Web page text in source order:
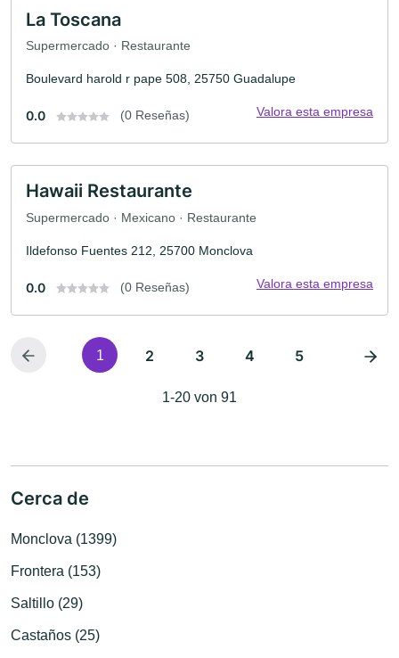
La Toscana
Supermercado · Restaurante
Boulevard harold r pape 508, 25750 Guadalupe
0.0 (0 Reseñas) Valora esta empresa
Hawaii Restaurante
Supermercado · Mexicano · Restaurante
Ildefonso Fuentes 212, 25700 Monclova
0.0 (0 Reseñas) Valora esta empresa
1 2 3 4 5
1-20 von 91
Cerca de
Monclova (1399)
Frontera (153)
Saltillo (29)
Castaños (25)